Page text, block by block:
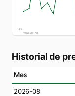
€7
2026-07-08
Historial de
Mes
2026-08